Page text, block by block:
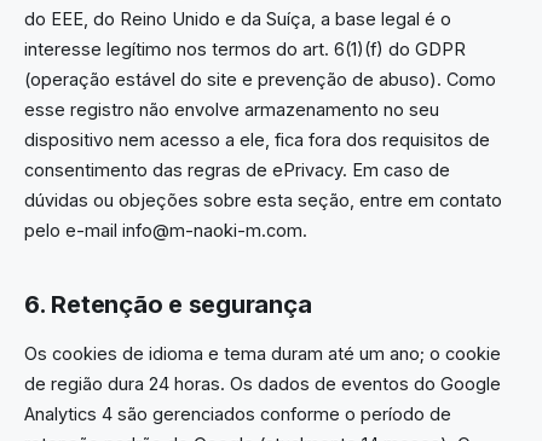
do EEE, do Reino Unido e da Suíça, a base legal é o
interesse legítimo nos termos do art. 6(1)(f) do GDPR
(operação estável do site e prevenção de abuso). Como
esse registro não envolve armazenamento no seu
dispositivo nem acesso a ele, fica fora dos requisitos de
consentimento das regras de ePrivacy. Em caso de
dúvidas ou objeções sobre esta seção, entre em contato
pelo e-mail info@m-naoki-m.com.
6. Retenção e segurança
Os cookies de idioma e tema duram até um ano; o cookie
de região dura 24 horas. Os dados de eventos do Google
Analytics 4 são gerenciados conforme o período de